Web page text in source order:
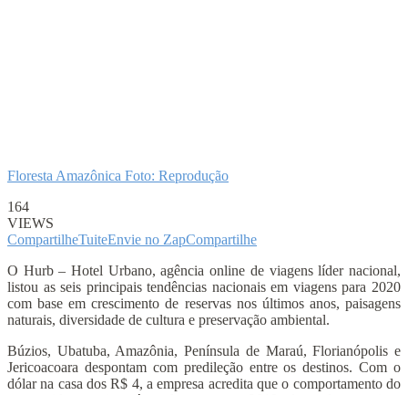
Floresta Amazônica Foto: Reprodução
164
VIEWS
CompartilheTuiteEnvie no ZapCompartilhe
O Hurb – Hotel Urbano, agência online de viagens líder nacional,
listou as seis principais tendências nacionais em viagens para 2020
com base em crescimento de reservas nos últimos anos, paisagens
naturais, diversidade de cultura e preservação ambiental.
Búzios, Ubatuba, Amazônia, Península de Maraú, Florianópolis e
Jericoacoara despontam com predileção entre os destinos. Com o
dólar na casa dos R$ 4, a empresa acredita que o comportamento do